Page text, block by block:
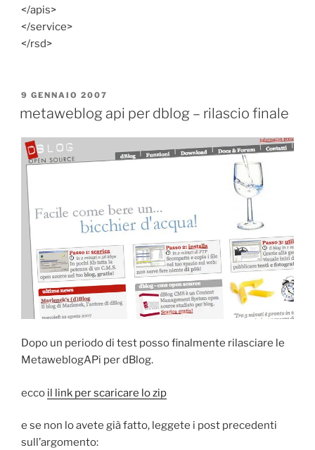
</apis>
</service>
</rsd>
PUBBLICATO
9 GENNAIO 2007
metaweblog api per dblog – rilascio finale
Dopo un periodo di test posso finalmente rilasciare le
MetaweblogAPi per dBlog.
ecco il link per scaricare lo zip
e se non lo avete già fatto, leggete i post precedenti
sull’argomento: